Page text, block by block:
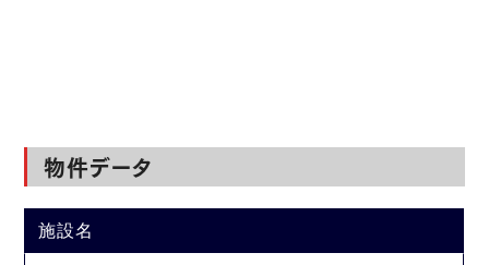
物件データ
施設名